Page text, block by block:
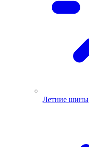
Летние шины